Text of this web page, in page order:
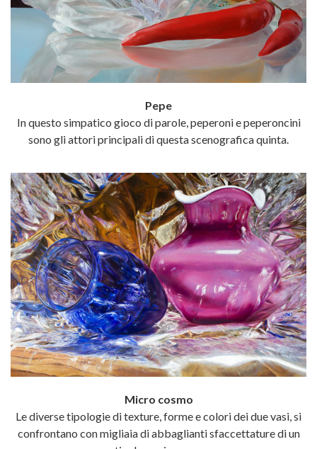
Pepe
In questo simpatico gioco di parole, peperoni e peperoncini
sono gli attori principali di questa scenografica quinta.
Micro cosmo
Le diverse tipologie di texture, forme e colori dei due vasi, si
confrontano con migliaia di abbaglianti sfaccettature di un